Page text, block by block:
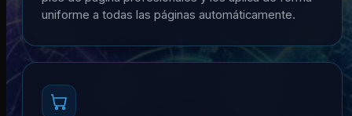
uniforme a todas las páginas automáticamente.